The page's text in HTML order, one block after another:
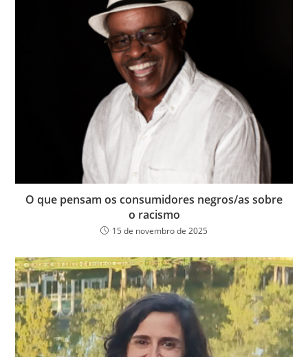
O que pensam os consumidores negros/as sobre
o racismo
15 de novembro de 2025